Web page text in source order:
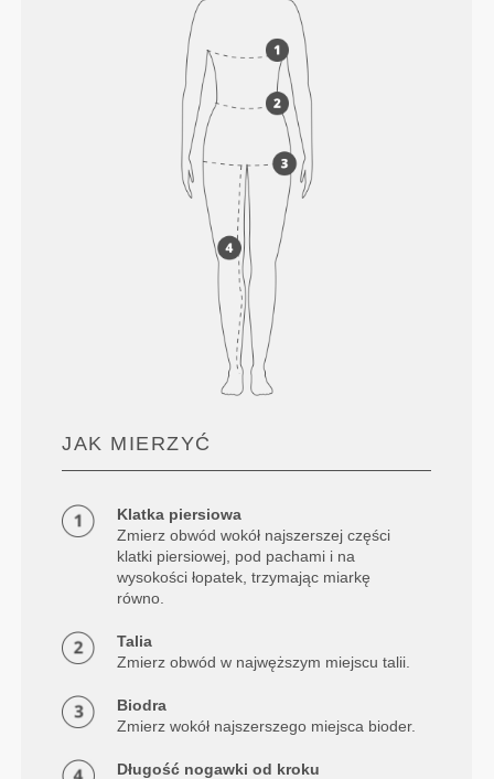
JAK MIERZYĆ
Klatka piersiowa
Zmierz obwód wokół najszerszej części
klatki piersiowej, pod pachami i na
wysokości łopatek, trzymając miarkę
równo.
Talia
Zmierz obwód w najwęższym miejscu talii.
Biodra
Zmierz wokół najszerszego miejsca bioder.
Długość nogawki od kroku